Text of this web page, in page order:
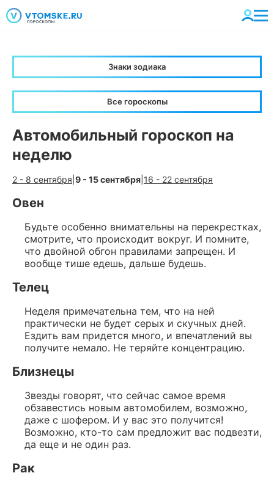
Знаки зодиака
Автомобильный гороскоп на
неделю
2 - 8 сентября 9 - 15 сентября 16 - 22 сентября
Овен
Будьте особенно внимательны на перекрестках,
смотрите, что происходит вокруг. И помните,
что двойной обгон правилами запрещен. И
вообще тише едешь, дальше будешь.
Телец
Неделя примечательна тем, что на ней
практически не будет серых и скучных дней.
Ездить вам придется много, и впечатлений вы
получите немало. Не теряйте концентрацию.
Близнецы
Звезды говорят, что сейчас самое время
обзавестись новым автомобилем, возможно,
даже с шофером. И у вас это получится!
Возможно, кто-то сам предложит вас подвезти,
да еще и не один раз.
Рак
Все гороскопы